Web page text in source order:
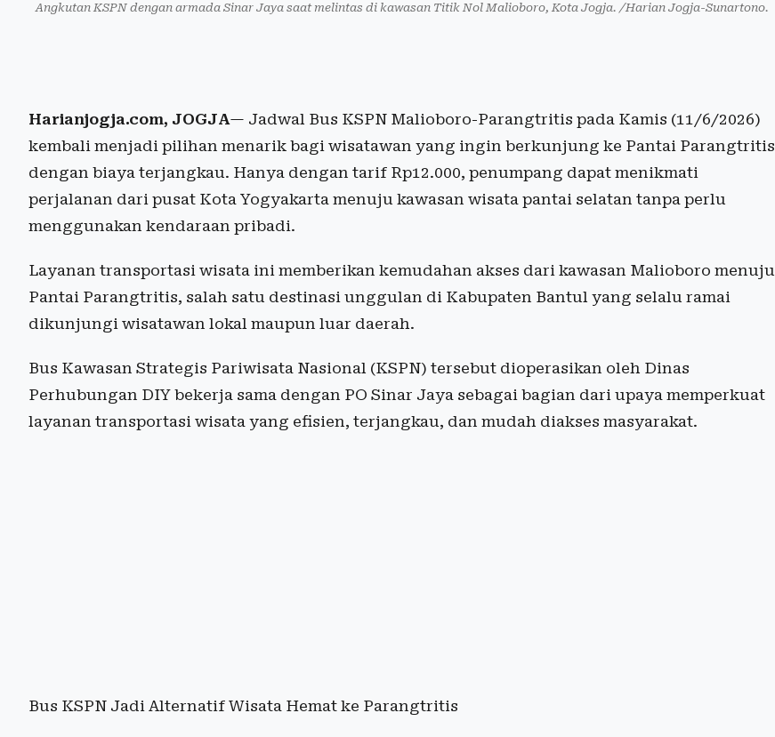
Angkutan KSPN dengan armada Sinar Jaya saat melintas di kawasan Titik Nol Malioboro, Kota Jogja. /Harian Jogja-Sunartono.
Harianjogja.com, JOGJA— Jadwal Bus KSPN Malioboro-Parangtritis pada Kamis (11/6/2026)
kembali menjadi pilihan menarik bagi wisatawan yang ingin berkunjung ke Pantai Parangtritis
dengan biaya terjangkau. Hanya dengan tarif Rp12.000, penumpang dapat menikmati
perjalanan dari pusat Kota Yogyakarta menuju kawasan wisata pantai selatan tanpa perlu
menggunakan kendaraan pribadi.
Layanan transportasi wisata ini memberikan kemudahan akses dari kawasan Malioboro menuju
Pantai Parangtritis, salah satu destinasi unggulan di Kabupaten Bantul yang selalu ramai
dikunjungi wisatawan lokal maupun luar daerah.
Bus Kawasan Strategis Pariwisata Nasional (KSPN) tersebut dioperasikan oleh Dinas
Perhubungan DIY bekerja sama dengan PO Sinar Jaya sebagai bagian dari upaya memperkuat
layanan transportasi wisata yang efisien, terjangkau, dan mudah diakses masyarakat.
Bus KSPN Jadi Alternatif Wisata Hemat ke Parangtritis